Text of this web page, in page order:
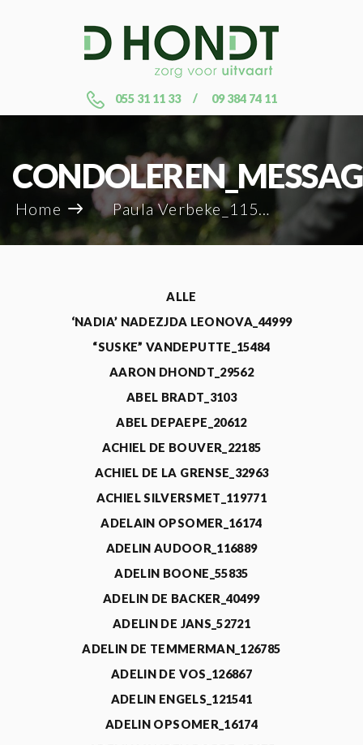
055 31 11 33 09 384 74 11
Home Paula Verbeke_115069
ALLE
‘NADIA’ NADEZJDA LEONOVA_44999
“SUSKE” VANDEPUTTE_15484
AARON DHONDT_29562
ABEL BRADT_3103
ABEL DEPAEPE_20612
ACHIEL DE BOUVER_22185
ACHIEL DE LA GRENSE_32963
ACHIEL SILVERSMET_119771
ADELAIN OPSOMER_16174
ADELIN AUDOOR_116889
ADELIN BOONE_55835
ADELIN DE BACKER_40499
ADELIN DE JANS_52721
ADELIN DE TEMMERMAN_126785
ADELIN DE VOS_126867
ADELIN ENGELS_121541
ADELIN OPSOMER_16174